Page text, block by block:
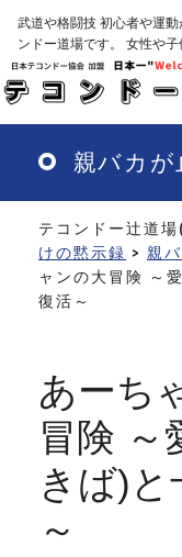
Skip
main
content
武道や格闘技 初心者や運
ンドー道場です。 女性や
親バカが
テコンドー辻道
けの黙示録 > 親
ャンの大冒険 ～
復活～
あーち
冒険 ～
きば)
～